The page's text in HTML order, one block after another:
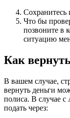
Сохранитесь
Что бы
позвоните в
ситуацию
Как
В вашем случае,
вернуть деньги
полиса. В случае
подать через: